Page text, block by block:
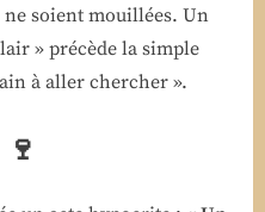
ne soient mouillées. Un
» précède la simple
à aller chercher ».